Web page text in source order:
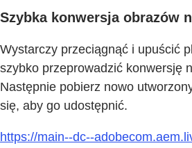
Szybka konwersja obrazów
Wystarczy przeciągnąć i upuścić
szybko przeprowadzić konwersję
Następnie pobierz nowo
się, aby go udostępnić.
https://main--dc--